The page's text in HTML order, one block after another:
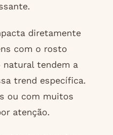
diretamente
com o rosto
natural tendem a
trend específica.
ou com muitos
atenção.